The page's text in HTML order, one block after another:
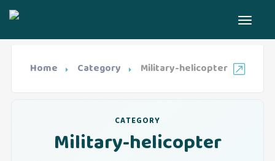
Home Category Military-helicopter
CATEGORY
Military-helicopter